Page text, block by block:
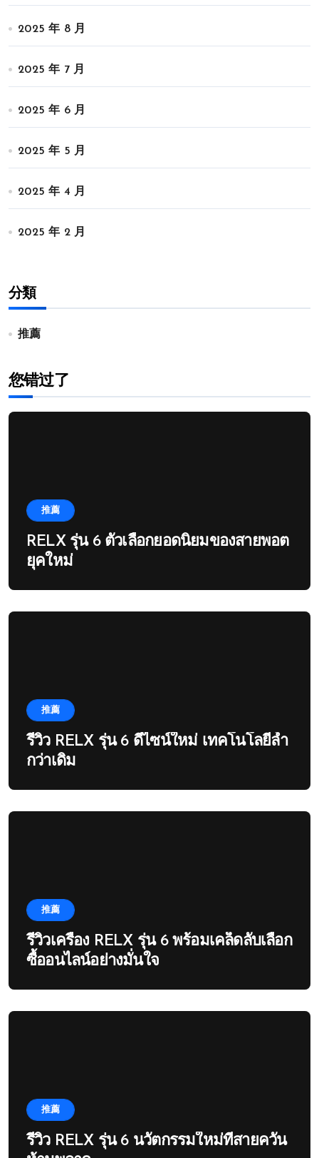
2025 年 8 月
2025 年 7 月
2025 年 6 月
2025 年 5 月
2025 年 4 月
2025 年 2 月
分類
推薦
您错过了
推薦
RELX รุ่น 6 ตัวเลือกยอดนิยมของสายพอต
ยุคใหม่
推薦
รีวิว RELX รุ่น 6 ดีไซน์ใหม่ เทคโนโลยีล้ำ
กว่าเดิม
推薦
รีวิวเครื่อง RELX รุ่น 6 พร้อมเคล็ดลับเลือก
ซื้ออนไลน์อย่างมั่นใจ
推薦
รีวิว RELX รุ่น 6 นวัตกรรมใหม่ที่สายควัน